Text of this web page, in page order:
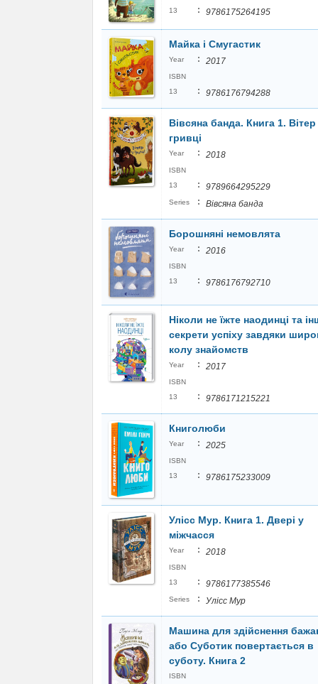
13
: 9786175264195
Майка і Смугастик
Year : 2017
ISBN
13
: 9786176794288
Вівсяна банда. Книга 1. Вітер
гривці
Year : 2018
ISBN
13
: 9789664295229
Series : Вівсяна банда
Борошняні немовлята
Year : 2016
ISBN
13
: 9786176792710
Ніколи не їжте наодинці та
секрети успіху завдяки
колу знайомств
Year : 2017
ISBN
13
: 9786171215221
Книголюби
Year : 2025
ISBN
13
: 9786175233009
Улісс Мур. Книга 1. Двері у
міжчасся
Year : 2018
ISBN
13
: 9786177385546
Series : Улісс Мур
Машина для здійснення
або Суботик повертається в
суботу. Книга 2
ISBN